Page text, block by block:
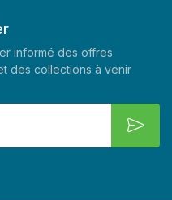
informé des offres
des collections à venir